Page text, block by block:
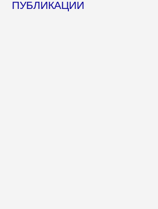
ПУБЛИКАЦИИ